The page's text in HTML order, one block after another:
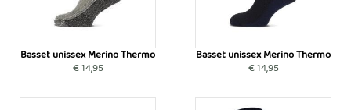
Basset unissex Merino Thermo
€ 14,95
Basset unissex Merino Thermo
€ 14,95